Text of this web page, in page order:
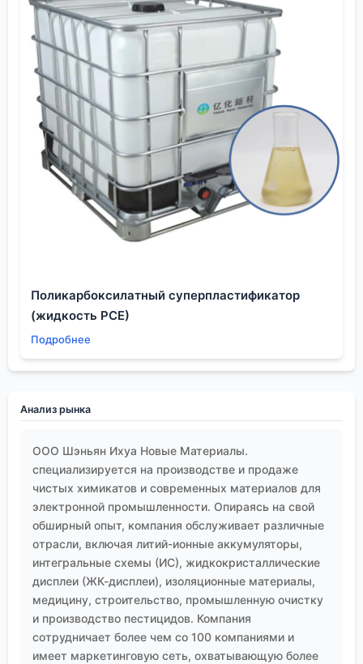
понимания его физико-химии. Да, он растворяет
удивительный спектр веществ, но истинное
мастерство — знать, когда его применять, в какой
форме, с какими предосторожностями и, что не
менее важно, у какого поставщика покупать.
Специализация поставщика, как в случае с
компанией, ориентированной на электронные
материалы, — это не маркетинг, а гарантия того,
что они прошли через те же проблемы и знают
подводные камни, которые не описаны в
учебниках. В этом, пожалуй, и есть главный
практический секрет работы с таким ?простым? и
Поликарбоксилатный суперпластификатор
(жидкость PCE)
Подробнее
Анализ рынка
ООО Шэньян Ихуа Новые Материалы.
специализируется на производстве и продаже
чистых химикатов и современных материалов для
электронной промышленности. Опираясь на свой
обширный опыт, компания обслуживает различные
отрасли, включая литий-ионные аккумуляторы,
интегральные схемы (ИС), жидкокристаллические
дисплеи (ЖК-дисплеи), изоляционные материалы,
медицину, строительство, промышленную очистку
и производство пестицидов. Компания
сотрудничает более чем со 100 компаниями и
имеет маркетинговую сеть, охватывающую более